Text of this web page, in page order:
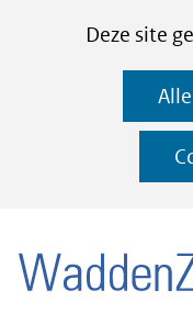
CookiesDeze site
deze